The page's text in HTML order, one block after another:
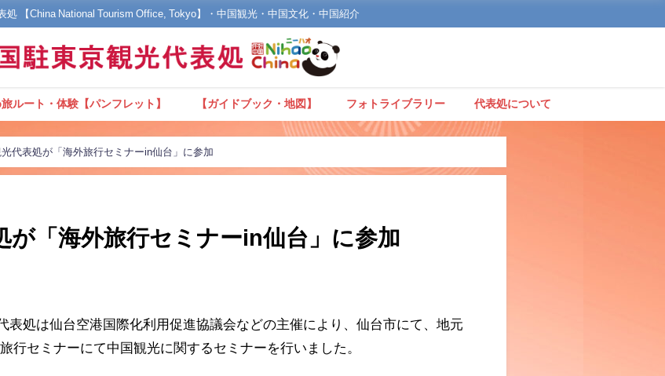
処 【China National Tourism Office, Tokyo】・中国観光・中国文化・中国紹介
ルート・体験【パンフレット】 【ガイドブック・地図】 フォトライブラリー 代表処について
代表処が「海外旅行セミナーin仙台」に参加
が「海外旅行セミナーin仙台」に参加
表処は仙台空港国際化利用促進協議会などの主催により、仙台市にて、地元
行セミナーにて中国観光に関するセミナーを行いました。